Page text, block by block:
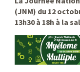
(JNM) du 12
13h30 à 18h à la